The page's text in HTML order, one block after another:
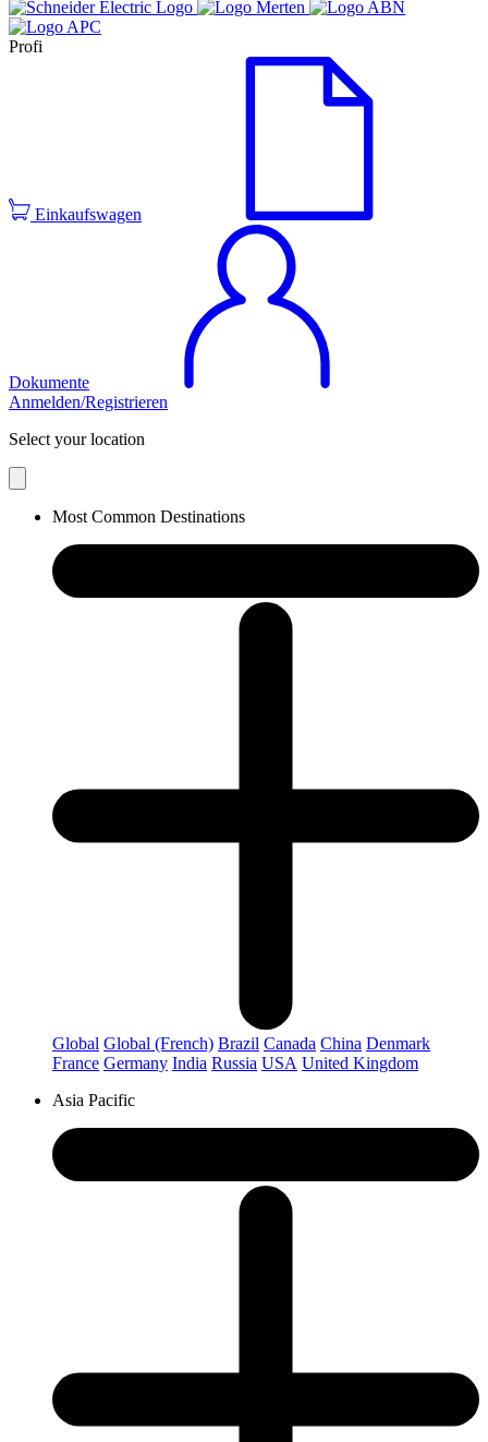
Profi
Einkaufswagen
Dokumente
Anmelden/Registrieren
Select your location
Most Common Destinations
Global Global (French) Brazil Canada China Denmark
France Germany India Russia USA United Kingdom
Asia Pacific